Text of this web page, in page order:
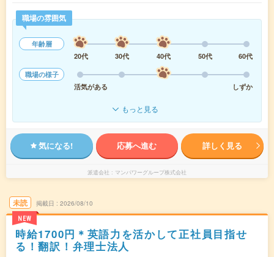
職場の雰囲気
年齢層
20代
30代 40代 50代
60代
職場の様子
活気がある
しずか
もっと見る
気になる! 応募へ進む 詳しく見る
派遣会社 マンパワーグループ株式会社
未読
NEW
掲載日 2026/08/10
時給1700円＊英語力を活かして正社員目指せ
る！翻訳！弁理士法人